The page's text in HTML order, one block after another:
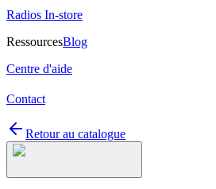
Radios In-store
RessourcesBlog
Centre d'aide
Contact
Retour au catalogue